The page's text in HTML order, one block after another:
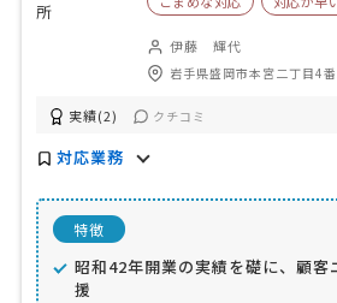
伊藤 輝代
岩手県盛岡市本宮二丁目4
実績(2) クチコミ
対応業務
特徴
昭和42年開業の実績を礎に、顧客
援